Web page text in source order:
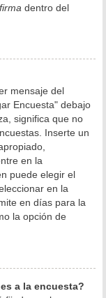
dentro del
mensaje del
Encuesta" debajo
significa que no
Inserte un
en la
puede elegir el
en la
en días para la
la opción de
a la encuesta?